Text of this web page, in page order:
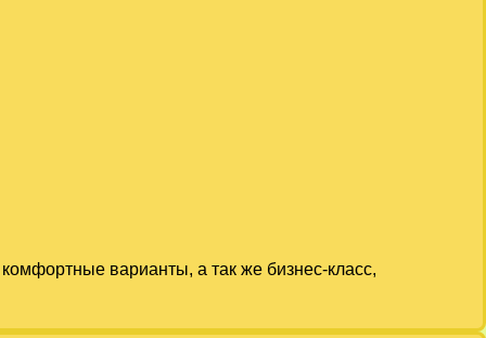
варианты, а так же бизнес-класс,